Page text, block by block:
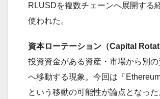
RLUSDを複数チェーンへ展開する
使われた。
資本ローテーション（Capital
投資資金がある資産・市場から別
へ移動する現象。今回は「
という移動の可能性が論点となった